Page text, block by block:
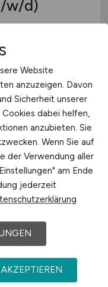
w/d)
Website
anzuzeigen. Davon
Sicherheit unserer
dabei helfen,
anzubieten. Sie
Wenn Sie auf
der Verwendung aller
am Ende
jederzeit